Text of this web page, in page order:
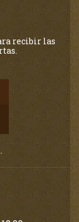
recibir las